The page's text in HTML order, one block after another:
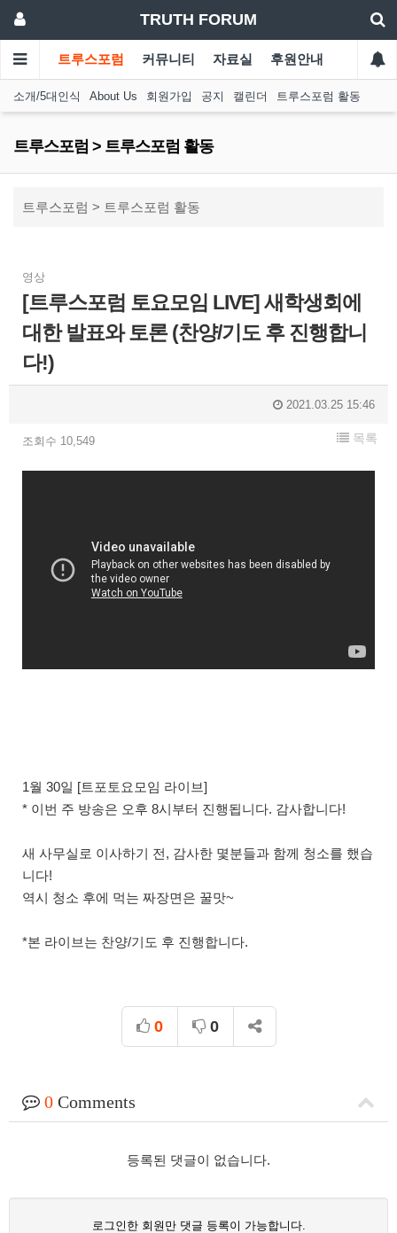
TRUTH FORUM
트루스포럼 커뮤니티 자료실 후원안내
소개/5대인식 About Us 회원가입 공지 캘린더 트루스포럼 활동
트루스포럼 > 트루스포럼 활동
트루스포럼 > 트루스포럼 활동
영상
[트루스포럼 토요모임 LIVE] 새학생회에
대한 발표와 토론 (찬양/기도 후 진행합니
다!)
2021.03.25 15:46
조회수 10,549 목록
1월 30일 [트포토요모임 라이브]
* 이번 주 방송은 오후 8시부터 진행됩니다. 감사합니다!
새 사무실로 이사하기 전, 감사한 몇분들과 함께 청소를 했습
니다!
역시 청소 후에 먹는 짜장면은 꿀맛~
*본 라이브는 찬양/기도 후 진행합니다.
0 0
0 Comments
등록된 댓글이 없습니다.
로그인한 회원만 댓글 등록이 가능합니다.